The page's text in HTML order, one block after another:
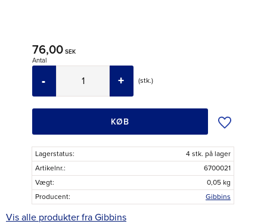
76,00 SEK
Antal
stk.
+
-
KØB Tilføj til
Lagerstatus
4 stk. på lager
Artikelnr.
6700021
Vægt
0,05 kg
Producent
Gibbins
Vis alle produkter fra Gibbins